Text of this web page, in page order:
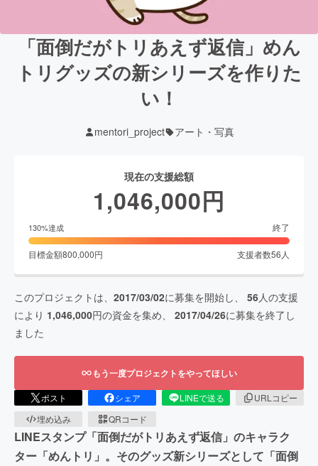
「面倒だがトリあえず返信」めん
トリグッズの新シリーズを作りた
い！
mentori_project アート・写真
現在の支援総額
1,046,000円
130%達成 終了
目標金額800,000円 支援者数56 人
このプロジェクトは、 2017/03/02に募集を開始し、 56人の支援
により 1,046,000円の資金を集め、 2017/04/26に募集を終了し
ました
もう一度プロジェクトをやってほしい
ポスト シェア LINEで送る
URLコピー
埋め込み
QRコード
LINEスタンプ「面倒だがトリあえず返信」のキャラク
ター「めんトリ」。そのグッズ新シリーズとして「面倒